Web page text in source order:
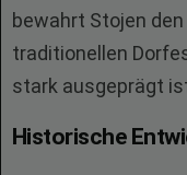
bewahrt Stojen
traditionellen
stark ausgeprägt
Historische